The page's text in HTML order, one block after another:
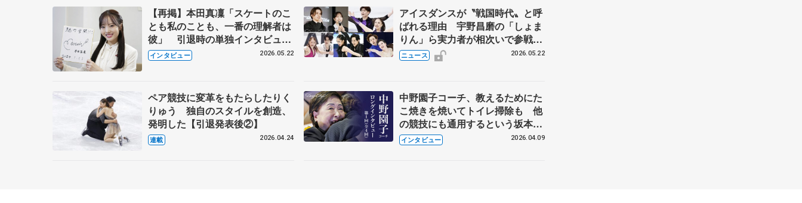
【再掲】本田真凜「スケートのこ
とも私のことも、一番の理解者は
彼」 引退時の単独インタビュー
で語った競技人生や家族、恋人、
これからの夢…
インタビュー 2026.05.22
アイスダンスが〝戦国時代〟と呼
ばれる理由 宇野昌磨の「しょま
りん」ら実力者が相次いで参戦
国内の競争激化
ニュース 2026.05.22
ペア競技に変革をもたらしたりく
りゅう 独自のスタイルを創造、
発明した【引退発表後②】
連載 2026.04.24
中野園子コーチ、教えるためにた
こ焼きを焼いてトイレ掃除も 他
の競技にも通用するという坂本花
織の筋肉
インタビュー 2026.04.09